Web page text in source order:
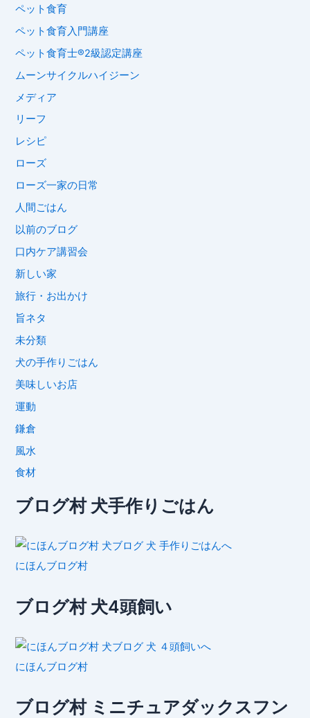
ペット食育
ペット食育入門講座
ペット食育士®︎2級認定講座
ムーンサイクルハイジーン
メディア
リーフ
レシピ
ローズ
ローズ一家の日常
人間ごはん
以前のブログ
口内ケア講習会
新しい家
旅行・お出かけ
旨ネタ
未分類
犬の手作りごはん
美味しいお店
運動
鎌倉
風水
食材
ブログ村 犬手作りごはん
にほんブログ村
ブログ村 犬4頭飼い
にほんブログ村
ブログ村 ミニチュアダックスフン